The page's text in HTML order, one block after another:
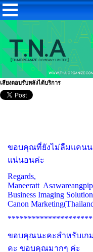
เสียงตอบรับหลังได้บริการ
ขอบคุณที่ยังไม่ลืมแคนน
แน่นอนค่ะ
Regards,
Maneeratt
Business Imaging Solution
Canon
ขอบคุณนะคะสำหรับเก
คะ ขอบคุณมากๆ ค่ะ